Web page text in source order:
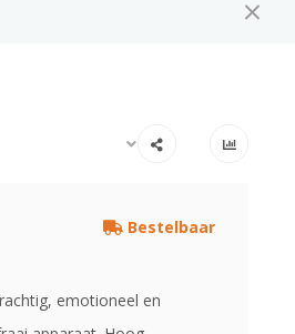
Bestelbaar
emotioneel en